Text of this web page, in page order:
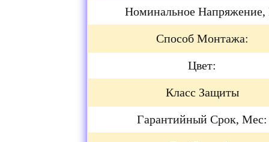
Номинальное Напряжение,
Способ Монтажа:
Цвет:
Класс Защиты
Гарантийный Срок, Мес: